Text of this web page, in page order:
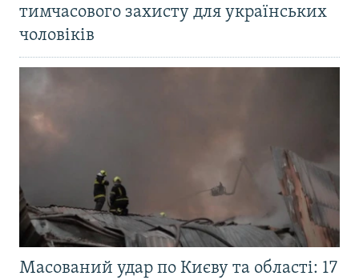
тимчасового захисту для українських
чоловіків
Масований удар по Києву та області: 17